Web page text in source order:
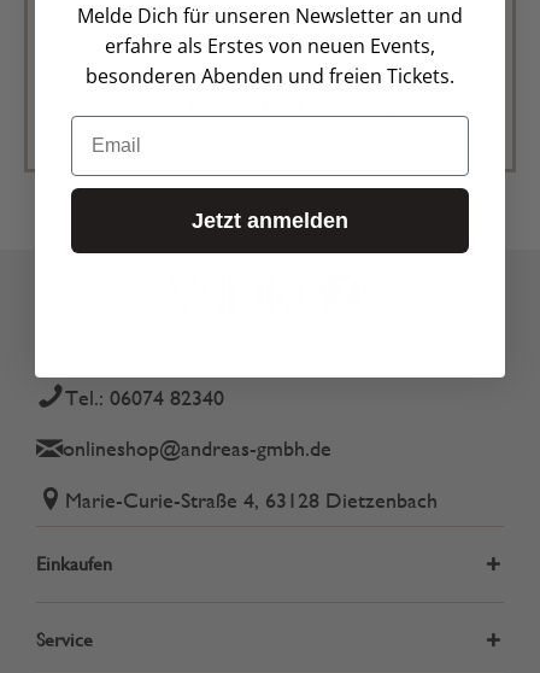
Trag Dich für unseren Newsletter ein &
verpasse keine Angebote mehr
Tel.: 06074 82340
onlineshop@andreas-gmbh.de
Marie-Curie-Straße 4, 63128 Dietzenbach
Einkaufen
Service
Melde Dich für unseren Newsletter an und
erfahre als Erstes von neuen Events,
besonderen Abenden und freien Tickets.
Email
Jetzt anmelden